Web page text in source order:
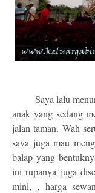
Saya lalu
anak yang sedang
jalan taman. Wah
saya juga mau
balap yang
ini rupanya juga
mini, , harga